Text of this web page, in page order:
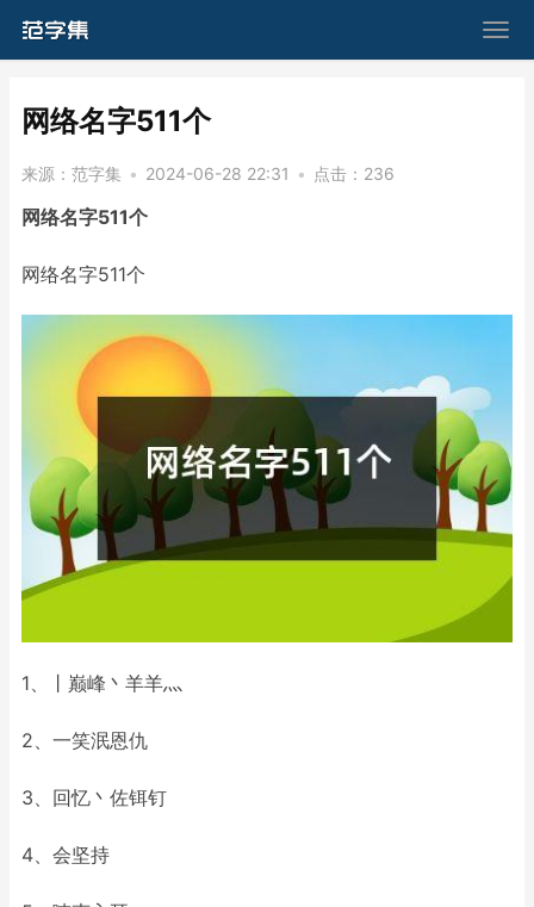
​网络名字511个
来源： 范字集 • 2024-06-28 22:31 • 点击： 236
网络名字511个
网络名字511个
1、丨巅峰丶羊羊灬
2、一笑泯恩仇
3、回忆丶佐铒钉
4、会坚持